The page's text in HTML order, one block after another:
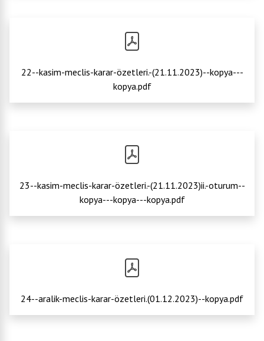
22--kasim-meclis-karar-özetleri.-(21.11.2023)--kopya---
kopya.pdf
23--kasim-meclis-karar-özetleri.-(21.11.2023)ii.-oturum--
kopya---kopya---kopya.pdf
24--aralik-meclis-karar-özetleri.(01.12.2023)--kopya.pdf